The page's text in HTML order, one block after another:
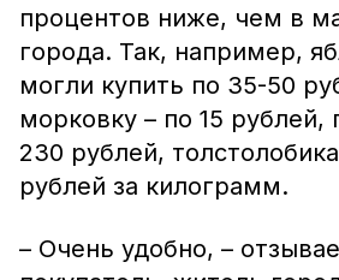
процентов ниже, чем в
города. Так, например,
могли купить по 35-50
морковку – по 15 рублей,
230 рублей,
рублей за килограмм.
– Очень удобно, –